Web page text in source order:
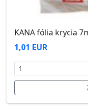
KANA fólia krycia
1,01 EUR